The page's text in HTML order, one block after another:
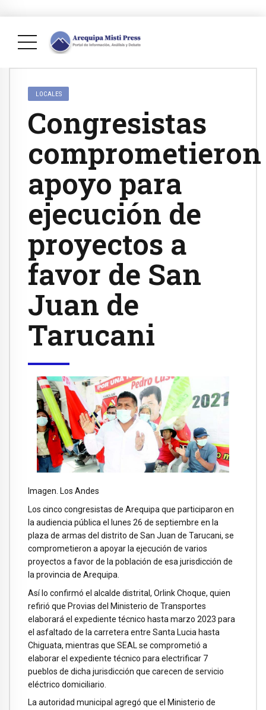
LOCALES
Congresistas
comprometieron
apoyo para
ejecución de
proyectos a
favor de San
Juan de
Tarucani
Imagen. Los Andes
Los cinco congresistas de Arequipa que participaron en
la audiencia pública el lunes 26 de septiembre en la
plaza de armas del distrito de San Juan de Tarucani, se
comprometieron a apoyar la ejecución de varios
proyectos a favor de la población de esa jurisdicción de
la provincia de Arequipa.
Así lo confirmó el alcalde distrital, Orlink Choque, quien
refirió que Provias del Ministerio de Transportes
elaborará el expediente técnico hasta marzo 2023 para
el asfaltado de la carretera entre Santa Lucia hasta
Chiguata, mientras que SEAL se comprometió a
elaborar el expediente técnico para electrificar 7
pueblos de dicha jurisdicción que carecen de servicio
eléctrico domiciliario.
La autoridad municipal agregó que el Ministerio de